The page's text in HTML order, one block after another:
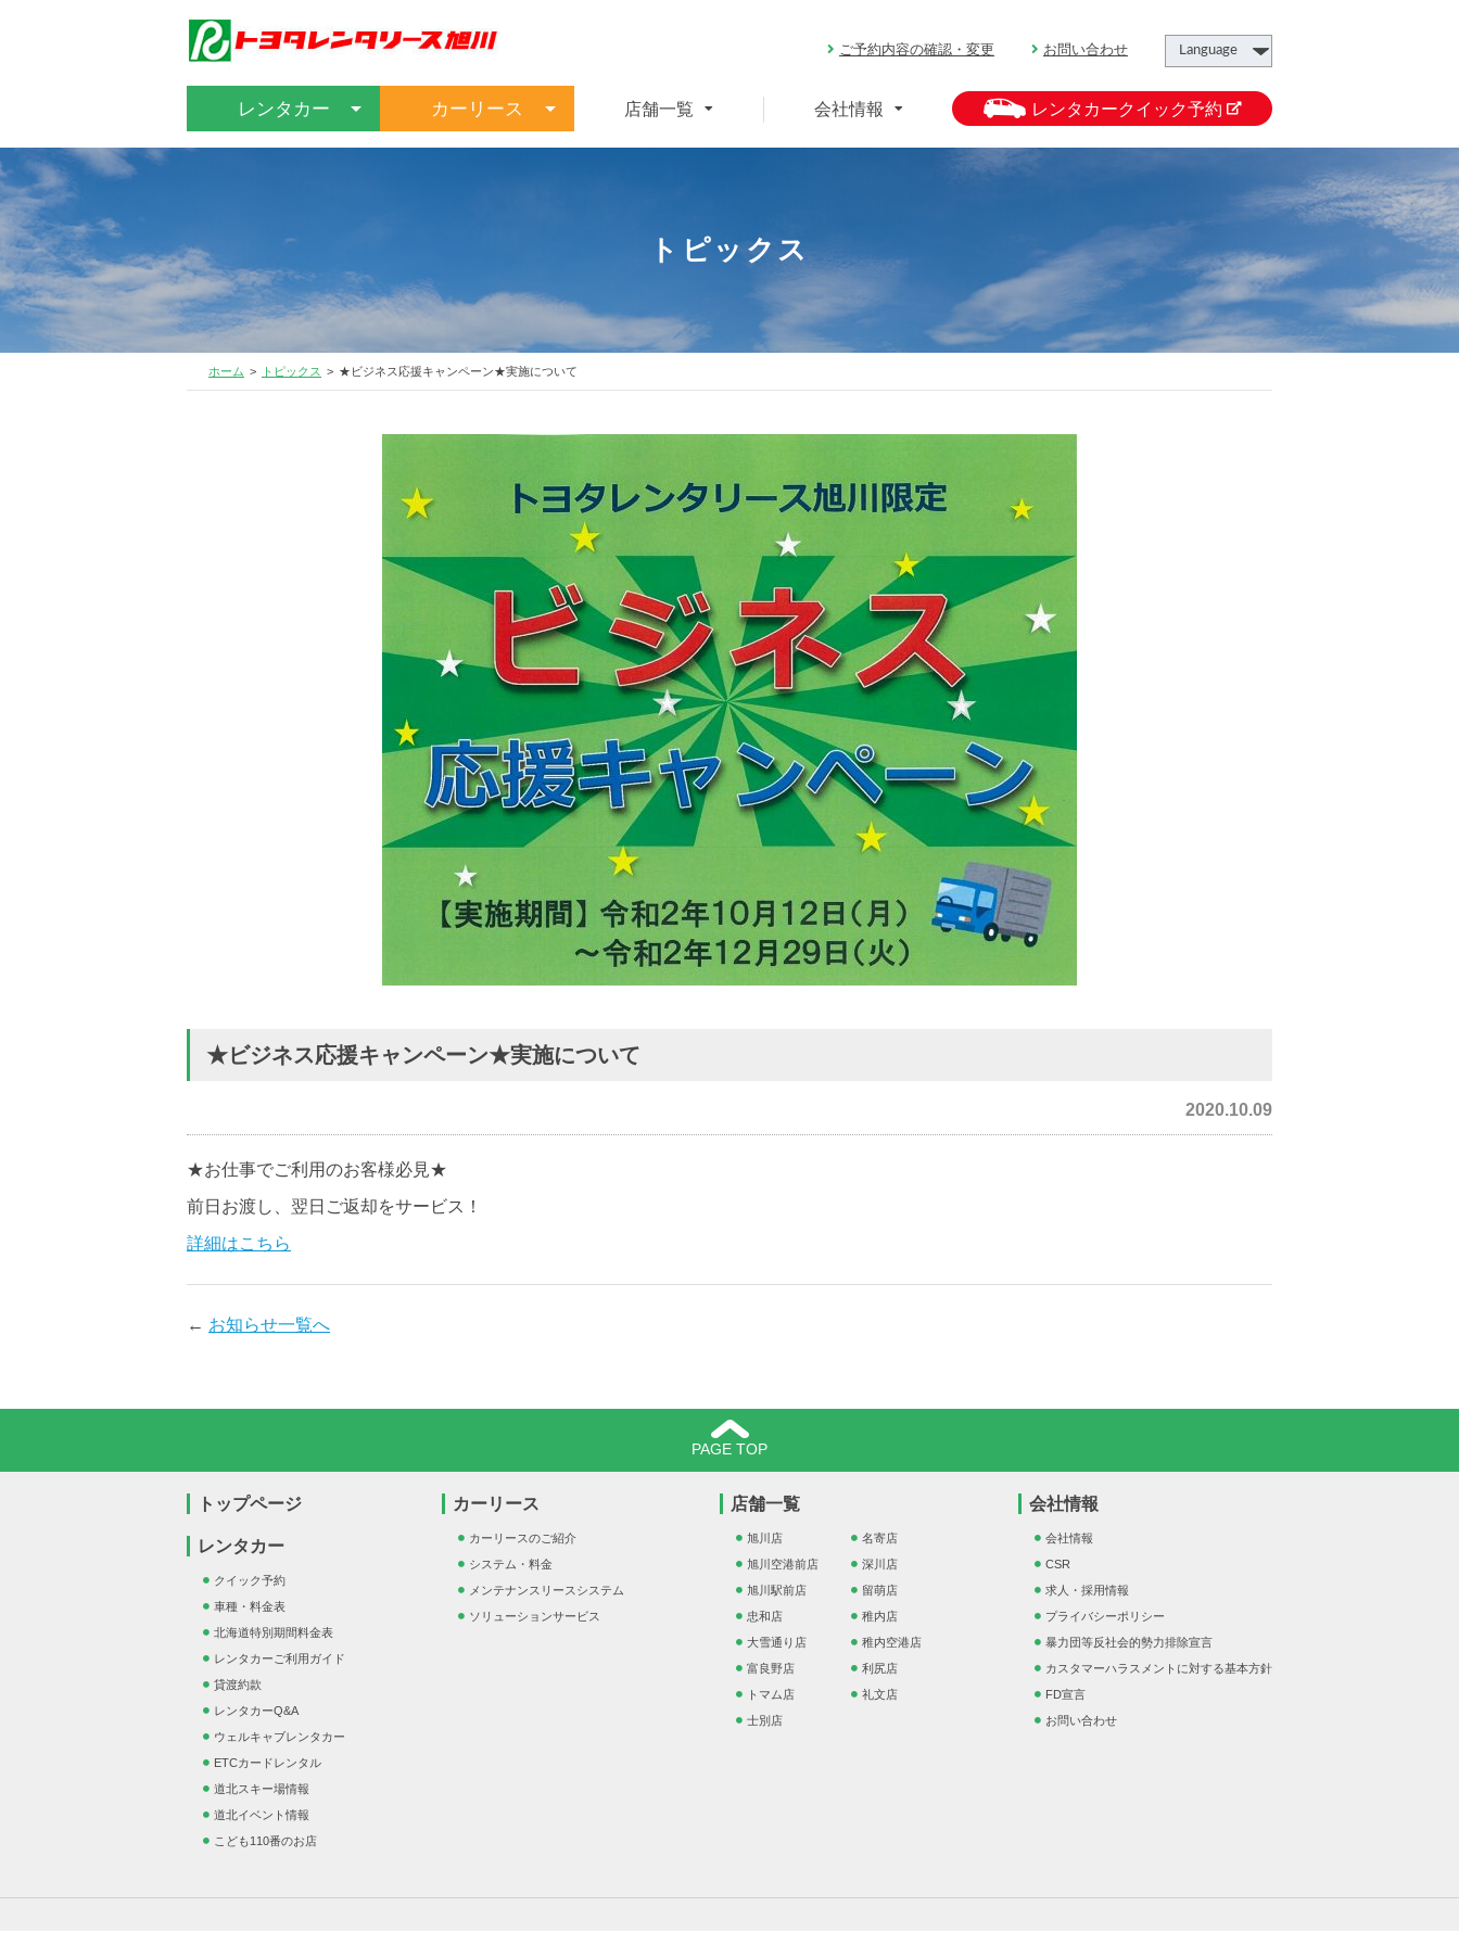
ご予約内容の確認・変更 お問い合わせ
レンタカー カーリース 店舗一覧 会社情報 レンタカークイック予約
トピックス
ホーム トピックス ★ビジネス応援キャンペーン★実施について
★ビジネス応援キャンペーン★実施について
2020.10.09
★お仕事でご利用のお客様必見★
前日お渡し、翌日ご返却をサービス！
詳細はこちら
← お知らせ一覧へ
PAGE TOP
トップページ
レンタカー
クイック予約
車種・料金表
北海道特別期間料金表
レンタカーご利用ガイド
貸渡約款
レンタカーQ&A
ウェルキャブレンタカー
ETCカードレンタル
道北スキー場情報
道北イベント情報
こども110番のお店
カーリース
カーリースのご紹介
システム・料金
メンテナンスリースシステム
ソリューションサービス
店舗一覧
旭川店
旭川空港前店
旭川駅前店
忠和店
大雪通り店
富良野店
トマム店
士別店
名寄店
深川店
留萌店
稚内店
稚内空港店
利尻店
礼文店
会社情報
会社情報
CSR
求人・採用情報
プライバシーポリシー
暴力団等反社会的勢力排除宣言
カスタマーハラスメントに対する基本方針
FD宣言
お問い合わせ